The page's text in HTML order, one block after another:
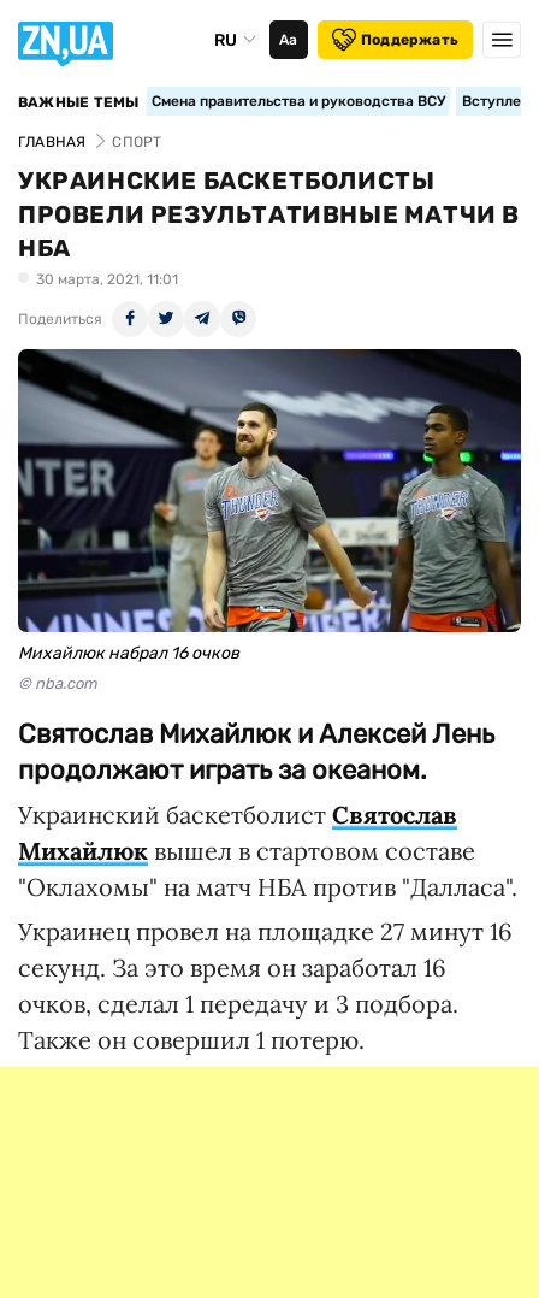
RU Аа Поддержать
ВАЖНЫЕ ТЕМЫ Смена правительства и руководства ВСУ
ГЛАВНАЯ СПОРТ
УКРАИНСКИЕ БАСКЕТБОЛИСТЫ
ПРОВЕЛИ РЕЗУЛЬТАТИВНЫЕ МАТЧИ В
НБА
30 марта, 2021, 11:01
Поделиться
Михайлюк набрал 16 очков
© nba.com
Святослав Михайлюк и Алексей Лень
продолжают играть за океаном.
Украинский баскетболист Святослав
Михайлюк вышел в стартовом составе
"Оклахомы" на матч НБА против "Далласа".
Украинец провел на площадке 27 минут 16
секунд. За это время он заработал 16
очков, сделал 1 передачу и 3 подбора.
Также он совершил 1 потерю.